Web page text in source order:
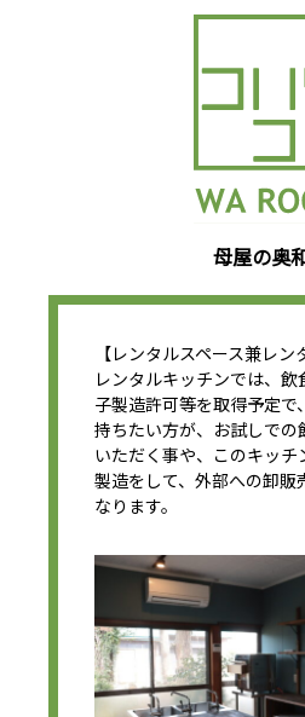
母屋の奥
【レンタルスペース兼レン
レンタルキッチンでは、
子製造許可等を取得予定で
持ちたい方が、お試しでの
いただく事や、このキッ
製造をして、外部への卸販
なります。